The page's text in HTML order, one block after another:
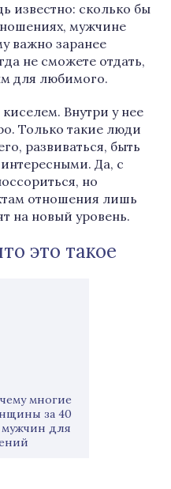
известно: сколько бы
мужчине
важно заранее
не сможете отдать,
для любимого.
Внутри у нее
Только такие люди
развиваться, быть
Да, с
но
отношения лишь
на новый уровень.
это такое
многие
за 40
для